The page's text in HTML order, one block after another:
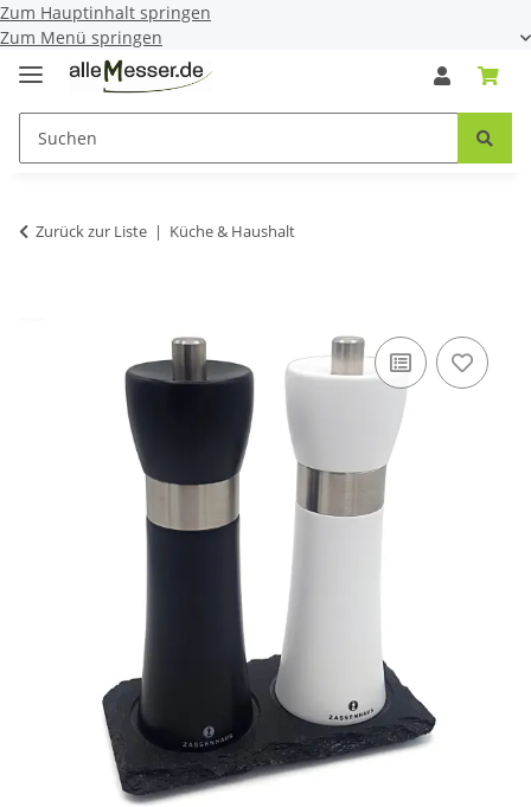
Zum Hauptinhalt springen
Zum Menü springen
Zurück zur Liste Küche & Haushalt